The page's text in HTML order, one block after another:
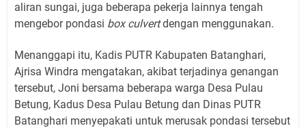
aliran sungai, juga beberapa pekerja lainnya tengah
mengebor pondasi box culvertdengan menggunakan.
Menanggapi itu, Kadis PUTR Kabupaten Batanghari,
Ajrisa Windra mengatakan, akibat terjadinya genangan
tersebut, Joni bersama beberapa warga Desa Pulau
Betung, Kadus Desa Pulau Betung dan Dinas PUTR
Batanghari menyepakati untuk merusak pondasi tersebut